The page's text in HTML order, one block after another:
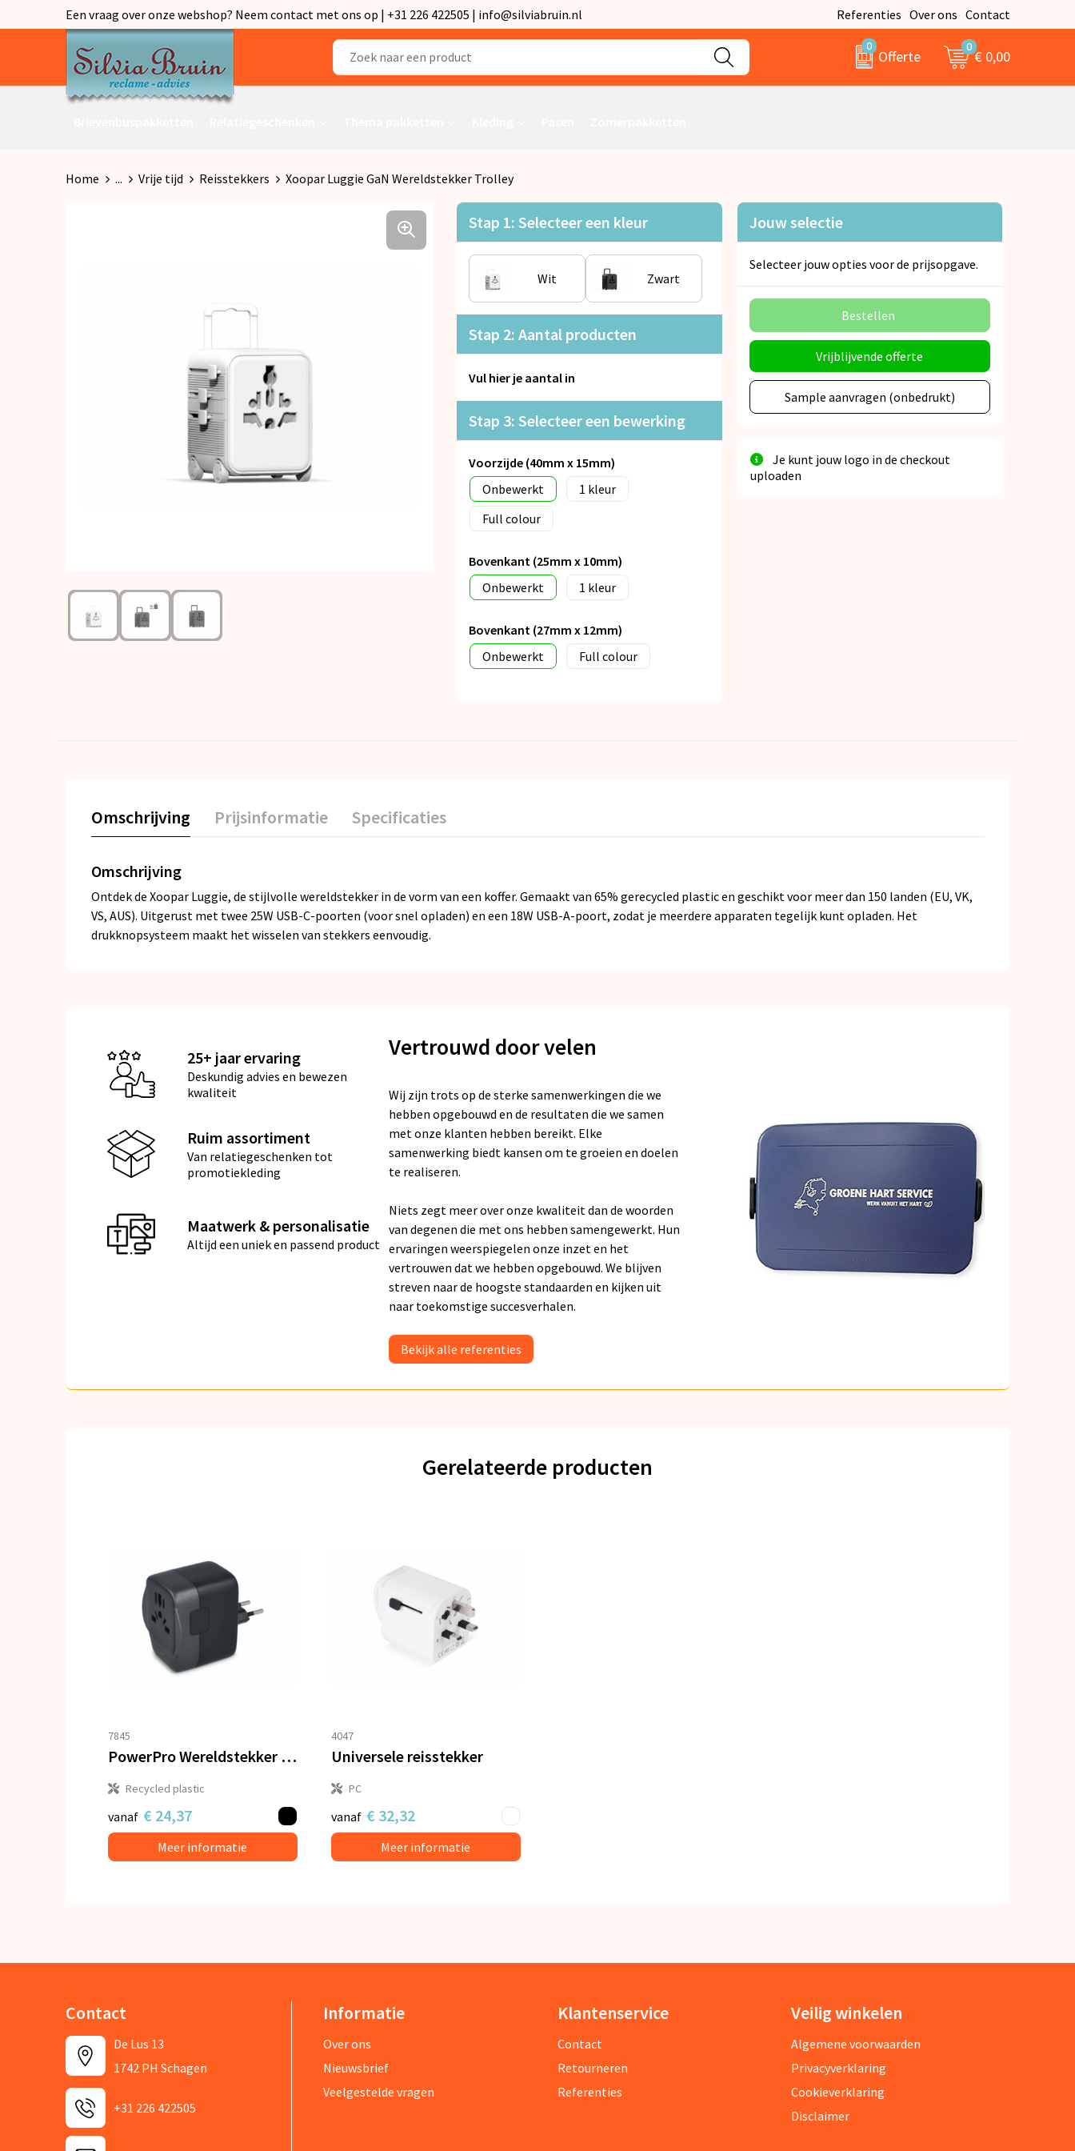
Een vraag over onze webshop? Neem contact met ons op | +31 226 422505 | info@silviabruin.nl Referenties Over ons Contact
0
Offerte
0
€ 0,00
Home ... Vrije tijd Reisstekkers Xoopar Luggie GaN Wereldstekker Trolley
Stap 1: Selecteer een kleur
Wit Zwart
Stap 2: Aantal producten
Vul hier je aantal in
Stap 3: Selecteer een bewerking
Voorzijde (40mm x 15mm)
Onbewerkt
1
Full colour
Bovenkant (25mm x 10mm)
Onbewerkt
1
Bovenkant (27mm x 12mm)
Onbewerkt
Full colour
Jouw selectie
Selecteer jouw opties voor de prijsopgave.
Bestellen
Vrijblijvende offerte
Sample aanvragen (onbedrukt)
Je kunt jouw logo in de checkout
uploaden
Omschrijving Prijsinformatie Specificaties
Omschrijving
Ontdek de Xoopar Luggie, de stijlvolle wereldstekker in de vorm van een koffer. Gemaakt van 65% gerecycled plastic en geschikt voor meer dan 150 landen (EU, VK,
VS, AUS). Uitgerust met twee 25W USB-C-poorten (voor snel opladen) en een 18W USB-A-poort, zodat je meerdere apparaten tegelijk kunt opladen. Het
drukknopsysteem maakt het wisselen van stekkers eenvoudig.
25+ jaar ervaring
Deskundig advies en bewezen
kwaliteit
Ruim assortiment
Van relatiegeschenken tot
promotiekleding
Maatwerk & personalisatie
Altijd een uniek en passend product
Vertrouwd door velen
Wij zijn trots op de sterke samenwerkingen die we
hebben opgebouwd en de resultaten die we samen
met onze klanten hebben bereikt. Elke
samenwerking biedt kansen om te groeien en doelen
te realiseren.
Niets zegt meer over onze kwaliteit dan de woorden
van degenen die met ons hebben samengewerkt. Hun
ervaringen weerspiegelen onze inzet en het
vertrouwen dat we hebben opgebouwd. We blijven
streven naar de hoogste standaarden en kijken uit
naar toekomstige succesverhalen.
Bekijk alle referenties
Gerelateerde producten
7845
PowerPro Wereldstekker Gemaakt van Gerecycled Plastic
Recycled plastic
vanaf € 24,37
Meer informatie
4047
Universele reisstekker
PC
vanaf € 32,32
Meer informatie
Contact
De Lus 13
1742 PH Schagen
+31 226 422505
Informatie
Over ons
Nieuwsbrief
Veelgestelde vragen
Klantenservice
Contact
Retourneren
Referenties
Veilig winkelen
Algemene voorwaarden
Privacyverklaring
Cookieverklaring
Disclaimer